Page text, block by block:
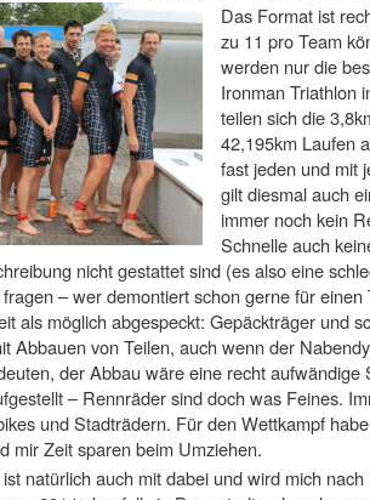
Das Format ist
zu 11 pro Team
werden nur die
Ironman Triathlon
teilen sich die
42,195km Laufen
fast jeden und mit
gilt diesmal auch
immer noch kein
Schnelle auch
nicht gestattet sind (es also eine
– wer demontiert schon gerne für
als möglich abgespeckt: Gepäckträger und
Abbauen von Teilen, auch wenn der
der Abbau wäre eine recht
– Rennräder sind doch was Feines.
und Stadträdern. Für den Wettkampf
mir Zeit sparen beim Umziehen.
natürlich auch mit dabei und wird mich